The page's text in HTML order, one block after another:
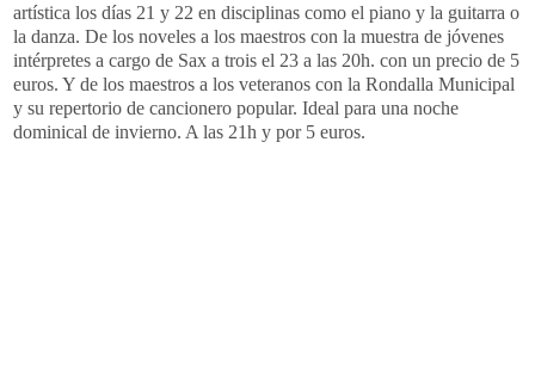
artística los días 21 y 22 en disciplinas como el piano y la guitarra o
la danza. De los noveles a los maestros con la muestra de jóvenes
intérpretes a cargo de Sax a trois el 23 a las 20h. con un precio de 5
euros. Y de los maestros a los veteranos con la Rondalla Municipal
y su repertorio de cancionero popular. Ideal para una noche
dominical de invierno. A las 21h y por 5 euros.